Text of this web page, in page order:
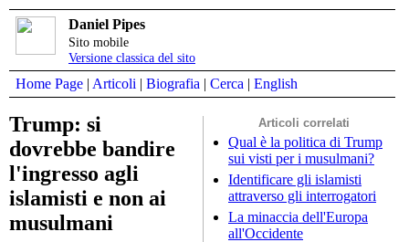
Daniel Pipes
Sito mobile
Versione classica del sito
Home Page | Articoli | Biografia | Cerca | English
Articoli correlati
Qual è la politica di Trump
sui visti per i musulmani?
Identificare gli islamisti
attraverso gli interrogatori
La minaccia dell'Europa
all'Occidente
Trump: si
dovrebbe bandire
l'ingresso agli
islamisti e non ai
musulmani